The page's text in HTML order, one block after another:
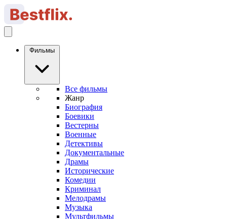
Фильмы
Все фильмы
Жанр
Биография
Боевики
Вестерны
Военные
Детективы
Документальные
Драмы
Исторические
Комедии
Криминал
Мелодрамы
Музыка
Мультфильмы